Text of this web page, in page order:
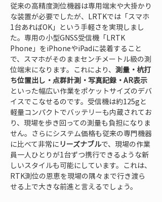
従来の高精度測位機器は専用端末や大掛かり
な装置が必要でしたが、LRTKでは「スマホ
1台あればOK」という手軽さを実現しまし
た。専用の小型GNSS受信機「LRTK
Phone」をiPhoneやiPadに装着すること
で、スマホがそのままセンチメートル級の測
位端末になります。これにより、 測量・杭打
ち位置出し・点群計測・写真記録・AR表示
といった幅広い作業をポケットサイズのデバ
イスでこなせるのです。受信機は約125gと
軽量コンパクトでバッテリーも内蔵されてお
り、現場を歩き回っての測量も負担になりま
せん。さらにシステム価格も従来の専門機器
に比べて非常に リーズナブルで、現場の作業
員一人ひとりが1台ずつ携行できるような新
しいスタイルも可能にしています。これは、
RTK測位の恩恵を現場の隅々まで行き渡ら
せる上で大きな前進と言えるでしょう。